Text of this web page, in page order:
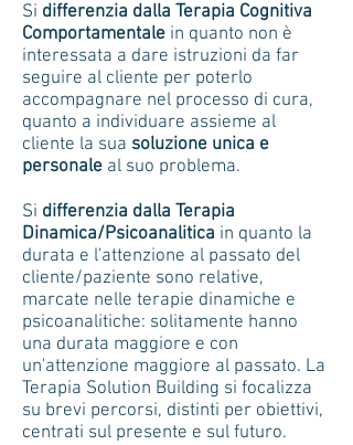
Si differenzia dalla Terapia Cognitiva
Comportamentale in quanto non è
interessata a dare istruzioni da far
seguire al cliente per poterlo
accompagnare nel processo di cura,
quanto a individuare assieme al
cliente la sua soluzione unica e
personale al suo problema.
Si differenzia dalla Terapia
Dinamica/Psicoanalitica in quanto la
durata e l'attenzione al passato del
cliente/paziente sono relative,
marcate nelle terapie dinamiche e
psicoanalitiche: solitamente hanno
una durata maggiore e con
un'attenzione maggiore al passato. La
Terapia Solution Building si focalizza
su brevi percorsi, distinti per obiettivi,
centrati sul presente e sul futuro.